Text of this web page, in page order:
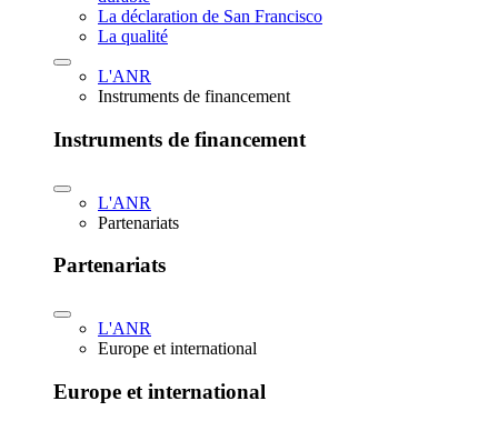
La déclaration de San Francisco
La qualité
L'ANR
Instruments de financement
Instruments de financement
L'ANR
Partenariats
Partenariats
L'ANR
Europe et international
Europe et international